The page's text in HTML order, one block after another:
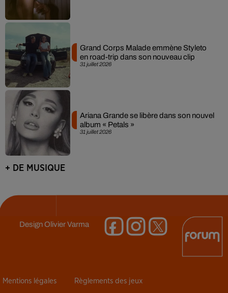
31 juillet 2026
Grand Corps Malade emmène Styleto
en road-trip dans son nouveau clip
31 juillet 2026
Ariana Grande se libère dans son nouvel
album « Petals »
+ DE MUSIQUE
DesignOlivier Varma
Mentions légales Règlements des jeux